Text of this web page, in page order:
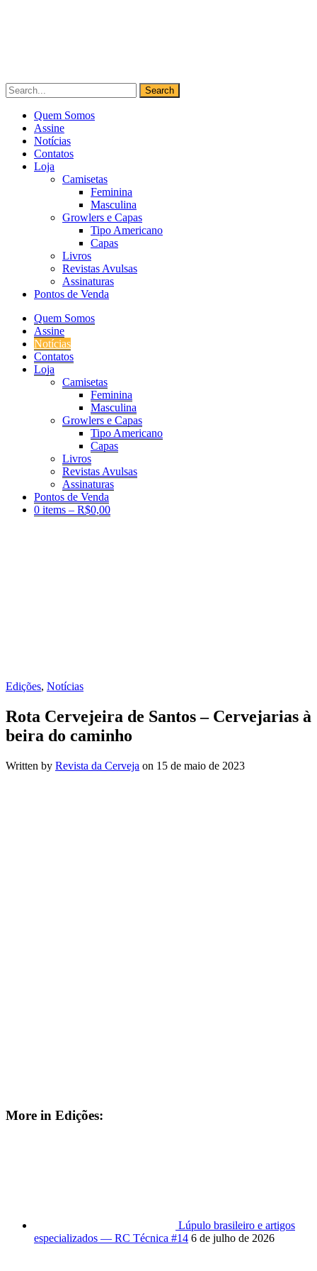
Quem Somos
Assine
Notícias
Contatos
Loja
Camisetas
Feminina
Masculina
Growlers e Capas
Tipo Americano
Capas
Livros
Revistas Avulsas
Assinaturas
Pontos de Venda
Quem Somos
Assine
Notícias
Contatos
Loja
Camisetas
Feminina
Masculina
Growlers e Capas
Tipo Americano
Capas
Livros
Revistas Avulsas
Assinaturas
Pontos de Venda
0 items – R$0,00
Edições, Notícias
Rota Cervejeira de Santos – Cervejarias à
beira do caminho
Written by Revista da Cerveja on 15 de maio de 2023
More in Edições:
Lúpulo brasileiro e artigos
especializados — RC Técnica #14 6 de julho de 2026